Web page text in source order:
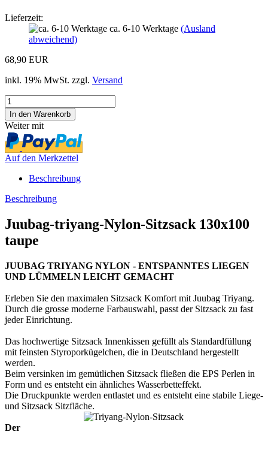
Lieferzeit:
ca. 6-10 Werktage (Ausland
abweichend)
68,90 EUR
inkl. 19% MwSt. zzgl. Versand
Weiter mit
Auf den Merkzettel
Beschreibung
Beschreibung
Juubag-triyang-Nylon-Sitzsack 130x100
taupe
JUUBAG TRIYANG NYLON - ENTSPANNTES LIEGEN
UND LÜMMELN LEICHT GEMACHT
Erleben Sie den maximalen Sitzsack Komfort mit Juubag Triyang.
Durch die grosse moderne Farbauswahl, passt der Sitzsack zu fast
jeder Einrichtung.
Das hochwertige Sitzsack Innenkissen gefüllt als Standardfüllung
mit feinsten Styroporkügelchen, die in Deutschland hergestellt
werden.
Beim versinken im gemütlichen Sitzsack fließen die EPS Perlen in
Form und es entsteht ein ähnliches Wasserbetteffekt.
Die Druckpunkte werden entlastet und es entsteht eine stabile Liege-
und Sitzsack Sitzfläche.
Der